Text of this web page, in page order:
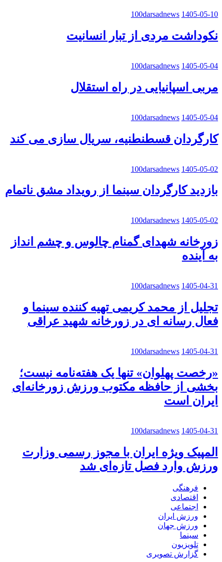
100darsadnews 1405-05-10
نکوداشت مردی از تبار انسانیت
100darsadnews 1405-05-04
مربی اسپانیایی در راه استقلال
100darsadnews 1405-05-04
کارگردان قسطنطنیه، سریال سازی می کند
100darsadnews 1405-05-02
بازدید کارگردان سینما از رویداد مشق ناتمام
100darsadnews 1405-05-02
زورخانه شهدای گمنام چالوس و چشم انداز
به آینده
100darsadnews 1405-04-31
تجلیل از محمد کریمی تهیه کننده سینما و
فعال رسانه ای در زورخانه شهید عراقی
100darsadnews 1405-04-31
«رخصت پهلوان» تنها یک هفته‌نامه نیست؛
بخشی از حافظه مکتوب ورزش زورخانه‌ای
ایران است
100darsadnews 1405-04-31
المپیک ویژه ایران با مجوز رسمی وزارت
ورزش وارد فصل تازه‌ای شد
فرهنگی
اقتصادی
اجتماعی
ورزش ایران
ورزش جهان
سینما
تلویزیون
گزارش تصویری